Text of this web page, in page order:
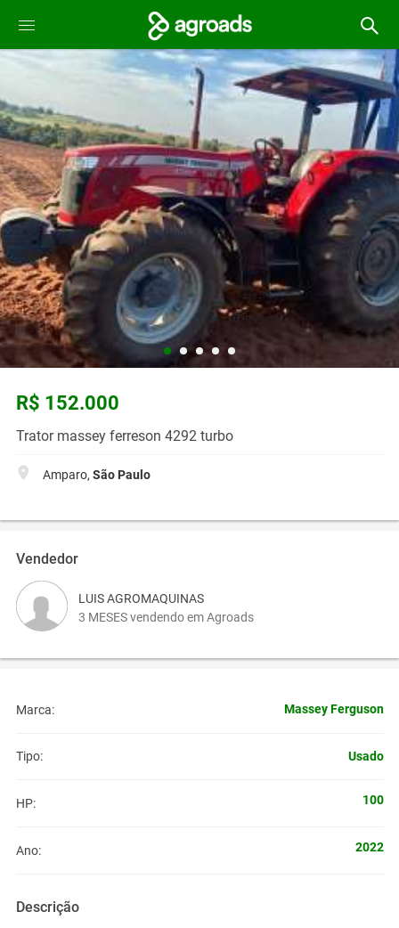
R$ 152.000
Trator massey ferreson 4292 turbo
Amparo, São Paulo
Vendedor
LUIS AGROMAQUINAS
3 MESES vendendo em Agroads
Marca: Massey Ferguson
Tipo: Usado
HP: 100
Ano: 2022
Descrição